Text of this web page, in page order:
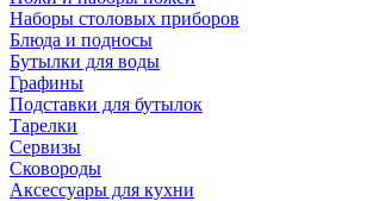
Наборы столовых приборов
Блюда и подносы
Бутылки для воды
Графины
Подставки для бутылок
Тарелки
Сервизы
Сковороды
Аксессуары для кухни